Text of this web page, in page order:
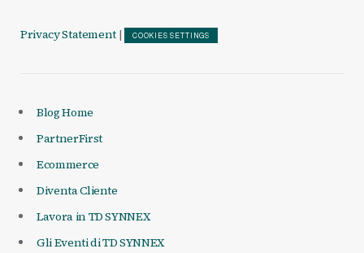
Privacy Statement | COOKIES SETTINGS
Blog Home
PartnerFirst
Ecommerce
Diventa Cliente
Lavora in TD SYNNEX
Gli Eventi di TD SYNNEX